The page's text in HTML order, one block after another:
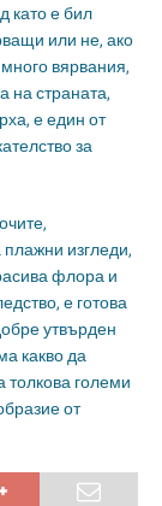
като е бил
или не, ако
вярвания,
на страната,
е един от
за
изгледи,
флора и
е готова
утвърден
какво да
големи
от